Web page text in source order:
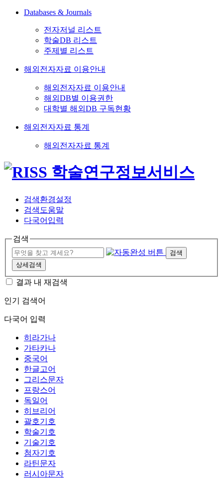
Databases & Journals
전자저널 리스트
학술DB 리스트
주제별 리스트
해외전자자료 이용안내
해외전자자료 이용안내
해외DB별 이용권한
대학별 해외DB 구독현황
해외전자자료 통계
해외전자자료 통계
검색환경설정
검색도움말
다국어입력
검색
검색
상세검색
결과 내 재검색
인기 검색어
다국어 입력
히라가나
가타카나
중국어
한글고어
그리스문자
프랑스어
독일어
히브리어
괄호기호
학술기호
기술기호
첨자기호
라틴문자
러시아문자